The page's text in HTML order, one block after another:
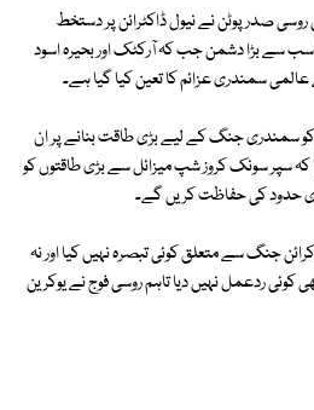
صدر پوٹن نے نیول ڈاکٹرائن پر دستخط
سے بڑا دشمن جب کہ آرکٹک اور بحیرہ اسود
سمندری عزائم کا تعین کیا گیا ہے۔
سمندری جنگ کے لیے بڑی طاقت بنانے پر ان
کہ سپر سونک کروز شپ میزائل سے بڑی طاقتوں کو
حدود کی حفاظت کریں گے۔
جنگ سے متعلق کوئی تبصرہ نہیں کیا اور نہ
ردعمل نہیں دیا تاہم روسی فوج نے یوکرین